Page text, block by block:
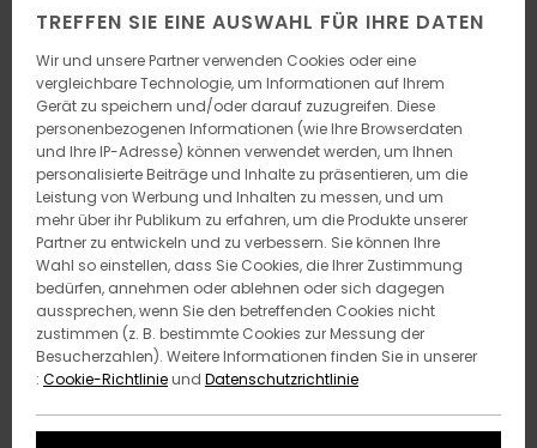
TREFFEN SIE EINE AUSWAHL FÜR IHRE DATEN
Wir und unsere Partner verwenden Cookies oder eine
vergleichbare Technologie, um Informationen auf Ihrem
Gerät zu speichern und/oder darauf zuzugreifen. Diese
personenbezogenen Informationen (wie Ihre Browserdaten
und Ihre IP-Adresse) können verwendet werden, um Ihnen
personalisierte Beiträge und Inhalte zu präsentieren, um die
Leistung von Werbung und Inhalten zu messen, und um
mehr über ihr Publikum zu erfahren, um die Produkte unserer
Partner zu entwickeln und zu verbessern. Sie können Ihre
Wahl so einstellen, dass Sie Cookies, die Ihrer Zustimmung
bedürfen, annehmen oder ablehnen oder sich dagegen
aussprechen, wenn Sie den betreffenden Cookies nicht
zustimmen (z. B. bestimmte Cookies zur Messung der
Besucherzahlen). Weitere Informationen finden Sie in unserer
: Cookie-Richtlinieund Datenschutzrichtlinie